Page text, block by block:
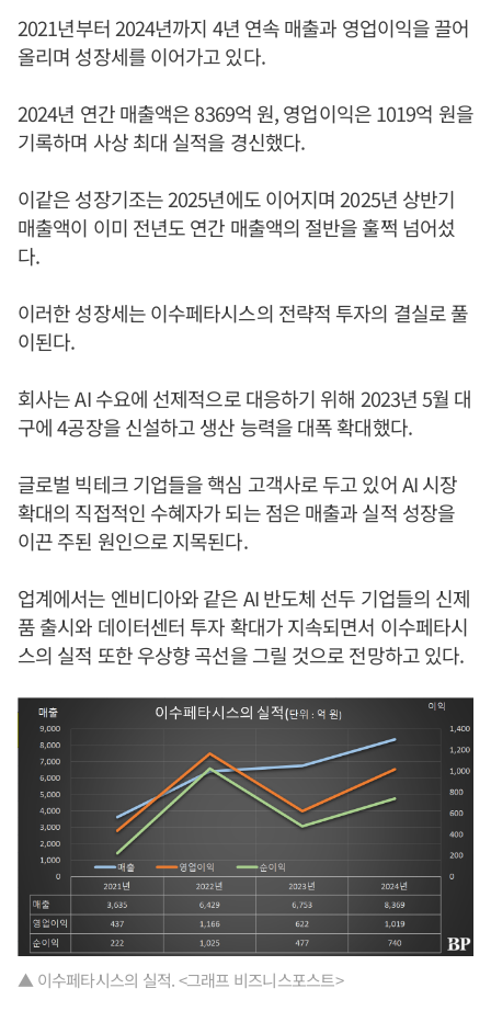
2021년부터 2024년까지 4년 연속 매출과 영업이익을 끌어
올리며 성장세를 이어가고 있다.
2024년 연간 매출액은 8369억 원, 영업이익은 1019억 원을
기록하며 사상 최대 실적을 경신했다.
이같은 성장기조는 2025년에도 이어지며 2025년 상반기
매출액이 이미 전년도 연간 매출액의 절반을 훌쩍 넘어섰
다.
이러한 성장세는 이수페타시스의 전략적 투자의 결실로 풀
이된다.
회사는 AI 수요에 선제적으로 대응하기 위해 2023년 5월 대
구에 4공장을 신설하고 생산 능력을 대폭 확대했다.
글로벌 빅테크 기업들을 핵심 고객사로 두고 있어 AI 시장
확대의 직접적인 수혜자가 되는 점은 매출과 실적 성장을
이끈 주된 원인으로 지목된다.
업계에서는 엔비디아와 같은 AI 반도체 선두 기업들의 신제
품 출시와 데이터센터 투자 확대가 지속되면서 이수페타시
스의 실적 또한 우상향 곡선을 그릴 것으로 전망하고 있다.
▲ 이수페타시스의 실적. <그래프 비즈니스포스트>